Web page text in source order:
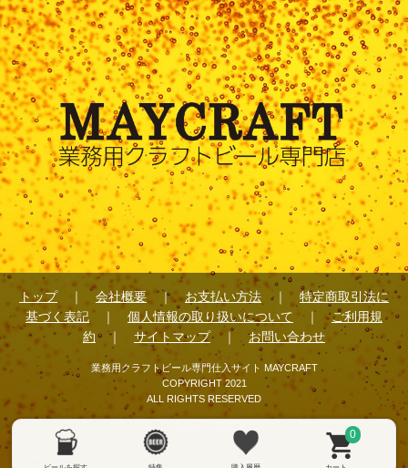
0
トップ｜ 会社概要 ｜お支払い方法 ｜ 特定商取引法に
基づく表記 ｜ 個人情報の取り扱いについて ｜ご利用規
約｜ サイトマップ｜お問い合わせ
業務用クラフトビール専門仕入サイト MAYCRAFT
COPYRIGHT 2021
ALL RIGHTS RESERVED